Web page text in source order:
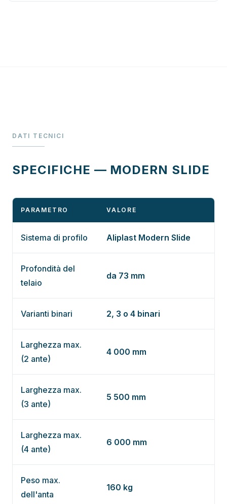
DATI TECNICI
SPECIFICHE — MODERN SLIDE
PARAMETRO VALORE
Sistema di profilo Aliplast Modern Slide
Profondità del
telaio
da 73 mm
Varianti binari 2, 3 o 4 binari
Larghezza max.
(2 ante)
4 000 mm
Larghezza max.
(3 ante)
5 500 mm
Larghezza max.
(4 ante)
6 000 mm
Peso max.
dell'anta
160 kg